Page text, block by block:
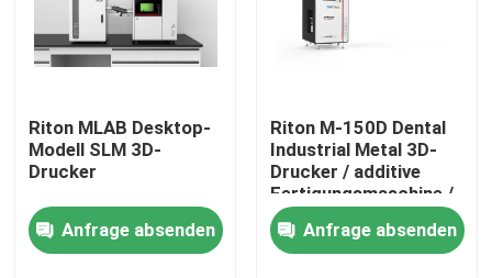
Startseite
Riton MLAB Desktop-
Modell SLM 3D-
Drucker
Anfrage absenden
Riton M-150D Dental
Industrial Metal 3D-
Drucker / additive
Fertigungsmaschine /
medizinische SLM-
Laser-
Schmelzmaschine /
Anfrage absenden